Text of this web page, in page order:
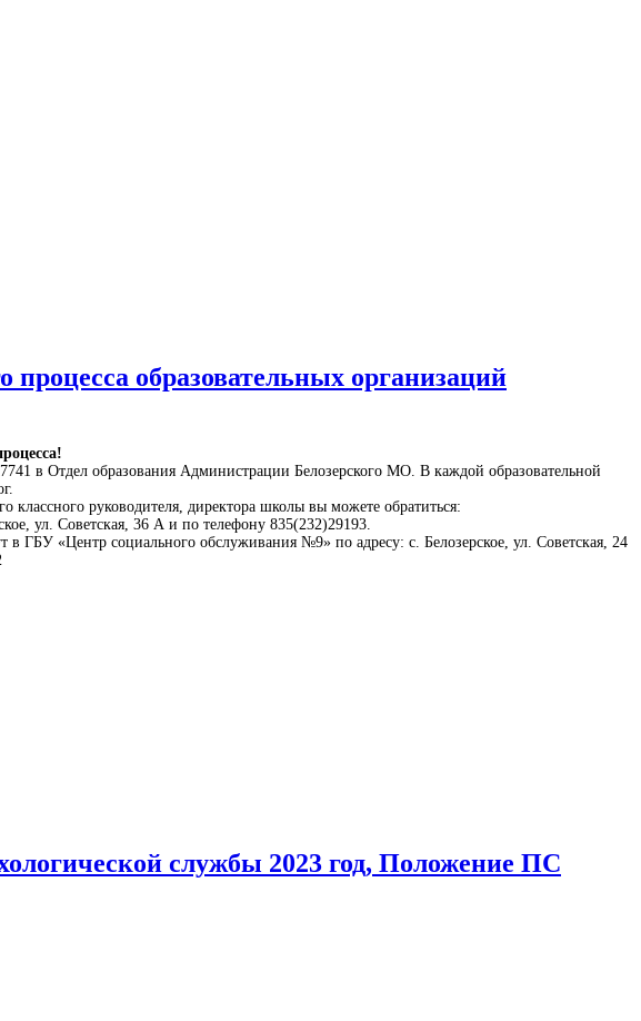
образовательных организаций
в Отдел образования Администрации Белозерского МО. В каждой образовательной
руководителя, директора школы вы можете обратиться:
ул. Советская, 36 А и по телефону 835(232)29193.
«Центр социального обслуживания №9» по адресу: с. Белозерское, ул. Советская, 24
службы 2023 год, Положение ПС